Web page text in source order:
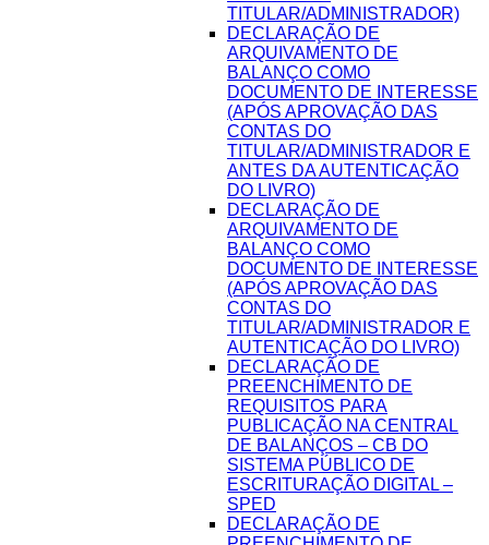
TITULAR/ADMINISTRADOR)
DECLARAÇÃO DE
ARQUIVAMENTO DE
BALANÇO COMO
DOCUMENTO DE INTERESSE
(APÓS APROVAÇÃO DAS
CONTAS DO
TITULAR/ADMINISTRADOR E
ANTES DA AUTENTICAÇÃO
DO LIVRO)
DECLARAÇÃO DE
ARQUIVAMENTO DE
BALANÇO COMO
DOCUMENTO DE INTERESSE
(APÓS APROVAÇÃO DAS
CONTAS DO
TITULAR/ADMINISTRADOR E
AUTENTICAÇÃO DO LIVRO)
DECLARAÇÃO DE
PREENCHIMENTO DE
REQUISITOS PARA
PUBLICAÇÃO NA CENTRAL
DE BALANÇOS – CB DO
SISTEMA PÚBLICO DE
ESCRITURAÇÃO DIGITAL –
SPED
DECLARAÇÃO DE